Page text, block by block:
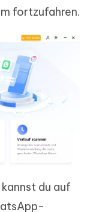
fortzufahren.
du auf